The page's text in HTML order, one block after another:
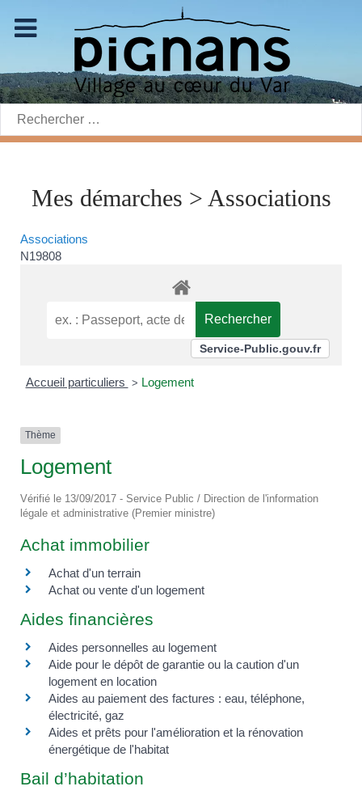
Rechercher:
Mes démarches > Associations
Associations
N19808
Service-Public.gouv.fr
Accueil particuliers > Logement
Thème
Logement
Vérifié le 13/09/2017 - Service Public / Direction de l'information
légale et administrative (Premier ministre)
Achat immobilier
Achat d'un terrain
Achat ou vente d'un logement
Aides financières
Aides personnelles au logement
Aide pour le dépôt de garantie ou la caution d'un
logement en location
Aides au paiement des factures : eau, téléphone,
électricité, gaz
Aides et prêts pour l'amélioration et la rénovation
énergétique de l'habitat
Bail d’habitation